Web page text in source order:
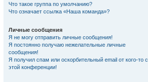
Что такое группа по умолчанию?
Что означает ссылка «Наша команда»?
Личные сообщения
Я не могу отправить личные сообщения!
Я постоянно получаю нежелательные личные
сообщения!
Я получил спам или оскорбительный email от кого-то с
этой конференции!